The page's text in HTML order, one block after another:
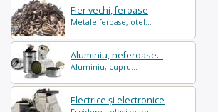
Fier vechi, feroase
Metale feroase, otel...
Aluminiu, neferoase...
Aluminiu, cupru...
Electrice și electronice